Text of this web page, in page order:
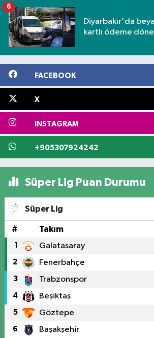
Diyarbakır'da
kartlı ödeme
6
FACEBOOK
X
INSTAGRAM
+905307924242
Süper Lig Puan Durumu
Süper Lig
# Takım
1 Galatasaray
2 Fenerbahçe
3 Trabzonspor
4 Beşiktaş
5 Göztepe
6 Başakşehir